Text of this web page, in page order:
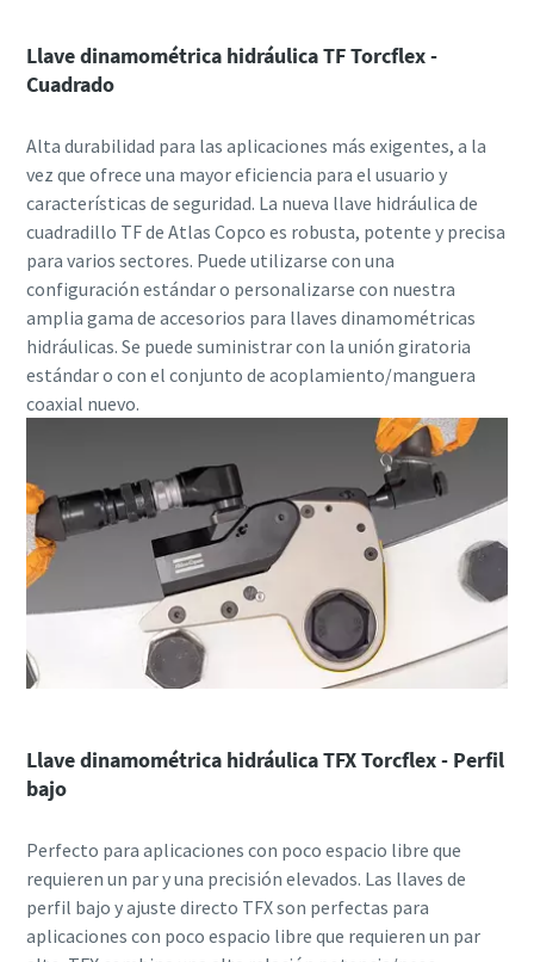
Llave dinamométrica hidráulica TF Torcflex -
Cuadrado
Alta durabilidad para las aplicaciones más exigentes, a la
vez que ofrece una mayor eficiencia para el usuario y
características de seguridad. La nueva llave hidráulica de
cuadradillo TF de Atlas Copco es robusta, potente y precisa
para varios sectores. Puede utilizarse con una
configuración estándar o personalizarse con nuestra
amplia gama de accesorios para llaves dinamométricas
hidráulicas. Se puede suministrar con la unión giratoria
estándar o con el conjunto de acoplamiento/manguera
coaxial nuevo.
Llave dinamométrica hidráulica TFX Torcflex - Perfil
bajo
Perfecto para aplicaciones con poco espacio libre que
requieren un par y una precisión elevados. Las llaves de
perfil bajo y ajuste directo TFX son perfectas para
aplicaciones con poco espacio libre que requieren un par